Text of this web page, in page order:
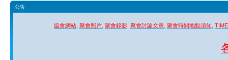
公告
協會網站 聚會照片 聚會錄影 聚會討論文章 聚會時間地點須知